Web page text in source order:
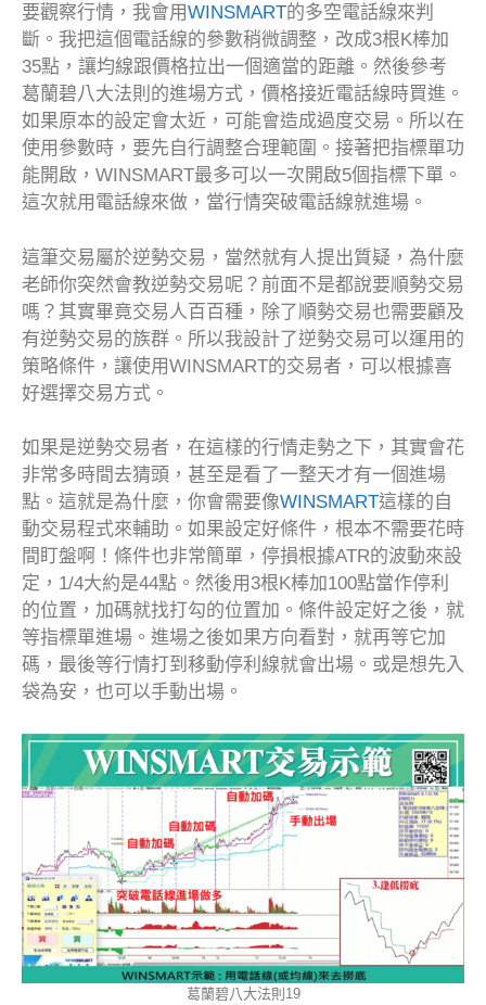
要觀察行情，我會用WINSMART的多空電話線來判
斷。我把這個電話線的參數稍微調整，改成3根K棒加
35點，讓均線跟價格拉出一個適當的距離。然後參考
葛蘭碧八大法則的進場方式，價格接近電話線時買進。
如果原本的設定會太近，可能會造成過度交易。所以在
使用參數時，要先自行調整合理範圍。接著把指標單功
能開啟，WINSMART最多可以一次開啟5個指標下單。
這次就用電話線來做，當行情突破電話線就進場。
這筆交易屬於逆勢交易，當然就有人提出質疑，為什麼
老師你突然會教逆勢交易呢？前面不是都說要順勢交易
嗎？其實畢竟交易人百百種，除了順勢交易也需要顧及
有逆勢交易的族群。所以我設計了逆勢交易可以運用的
策略條件，讓使用WINSMART的交易者，可以根據喜
好選擇交易方式。
如果是逆勢交易者，在這樣的行情走勢之下，其實會花
非常多時間去猜頭，甚至是看了一整天才有一個進場
點。這就是為什麼，你會需要像WINSMART這樣的自
動交易程式來輔助。如果設定好條件，根本不需要花時
間盯盤啊！條件也非常簡單，停損根據ATR的波動來設
定，1/4大約是44點。然後用3根K棒加100點當作停利
的位置，加碼就找打勾的位置加。條件設定好之後，就
等指標單進場。進場之後如果方向看對，就再等它加
碼，最後等行情打到移動停利線就會出場。或是想先入
袋為安，也可以手動出場。
葛蘭碧八大法則19